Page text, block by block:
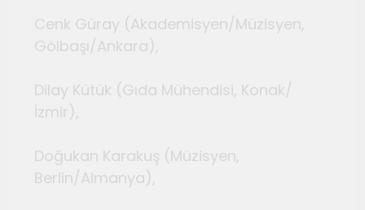
Cenk Güray (Akademisyen/Müzisyen,
Gölbaşı/Ankara),
Dilay Kütük (Gıda Mühendisi, Konak/
İzmir),
Doğukan Karakuş (Müzisyen,
Berlin/Almanya),